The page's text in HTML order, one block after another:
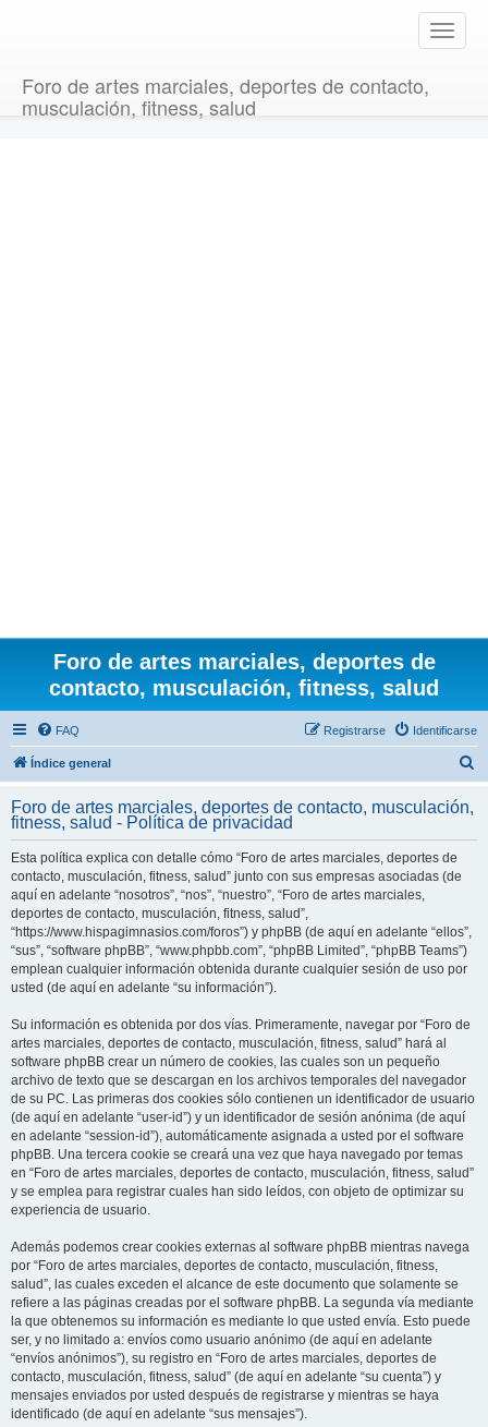
T
o
Foro de artes marciales, deportes de contacto,
musculación, fitness, salud
Foro de artes marciales, deportes de
contacto, musculación, fitness, salud
FAQ Identificarse
Registrarse
Índice general
c
Foro de artes marciales, deportes de contacto, musculación,
fitness, salud - Política de privacidad
Esta política explica con detalle cómo “Foro de artes marciales, deportes de
contacto, musculación, fitness, salud” junto con sus empresas asociadas (de
aquí en adelante “nosotros”, “nos”, “nuestro”, “Foro de artes marciales,
deportes de contacto, musculación, fitness, salud”,
“https://www.hispagimnasios.com/foros”) y phpBB (de aquí en adelante “ellos”,
“sus”, “software phpBB”, “www.phpbb.com”, “phpBB Limited”, “phpBB Teams”)
emplean cualquier información obtenida durante cualquier sesión de uso por
usted (de aquí en adelante “su información”).
Su información es obtenida por dos vías. Primeramente, navegar por “Foro de
artes marciales, deportes de contacto, musculación, fitness, salud” hará al
software phpBB crear un número de cookies, las cuales son un pequeño
archivo de texto que se descargan en los archivos temporales del navegador
de su PC. Las primeras dos cookies sólo contienen un identificador de usuario
(de aquí en adelante “user-id”) y un identificador de sesión anónima (de aquí
en adelante “session-id”), automáticamente asignada a usted por el software
phpBB. Una tercera cookie se creará una vez que haya navegado por temas
en “Foro de artes marciales, deportes de contacto, musculación, fitness, salud”
y se emplea para registrar cuales han sido leídos, con objeto de optimizar su
experiencia de usuario.
Además podemos crear cookies externas al software phpBB mientras navega
por “Foro de artes marciales, deportes de contacto, musculación, fitness,
salud”, las cuales exceden el alcance de este documento que solamente se
refiere a las páginas creadas por el software phpBB. La segunda vía mediante
la que obtenemos su información es mediante lo que usted envía. Esto puede
ser, y no limitado a: envíos como usuario anónimo (de aquí en adelante
“envíos anónimos”), su registro en “Foro de artes marciales, deportes de
contacto, musculación, fitness, salud” (de aquí en adelante “su cuenta”) y
mensajes enviados por usted después de registrarse y mientras se haya
identificado (de aquí en adelante “sus mensajes”).